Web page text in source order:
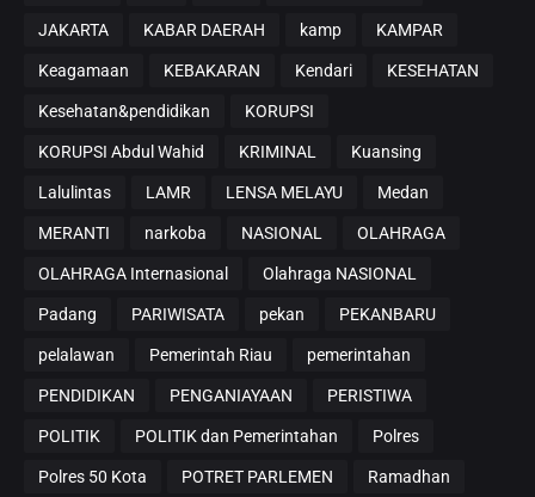
JAKARTA KABAR DAERAH kamp KAMPAR
Keagamaan KEBAKARAN Kendari KESEHATAN
Kesehatan&pendidikan KORUPSI
KORUPSI Abdul Wahid KRIMINAL Kuansing
Lalulintas LAMR LENSA MELAYU Medan
MERANTI narkoba NASIONAL OLAHRAGA
OLAHRAGA Internasional Olahraga NASIONAL
Padang PARIWISATA pekan PEKANBARU
pelalawan Pemerintah Riau pemerintahan
PENDIDIKAN PENGANIAYAAN PERISTIWA
POLITIK POLITIK dan Pemerintahan Polres
Polres 50 Kota POTRET PARLEMEN Ramadhan